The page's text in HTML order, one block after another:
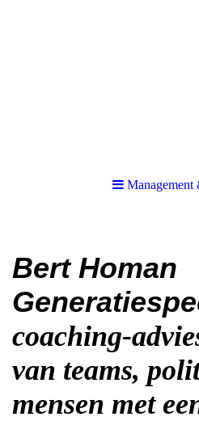
Management
Bert Homan
coaching-
van teams,
mensen met